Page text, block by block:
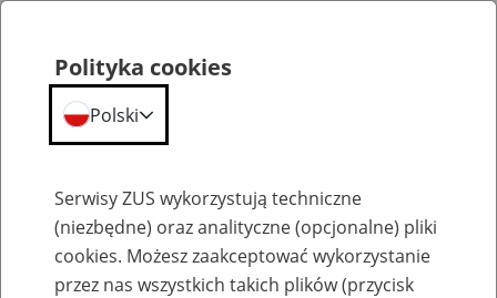
Odsetki
Polityka cookies
Polski
Serwisy ZUS wykorzystują techniczne
(niezbędne) oraz analityczne (opcjonalne) pliki
cookies. Możesz zaakceptować wykorzystanie
przez nas wszystkich takich plików (przycisk